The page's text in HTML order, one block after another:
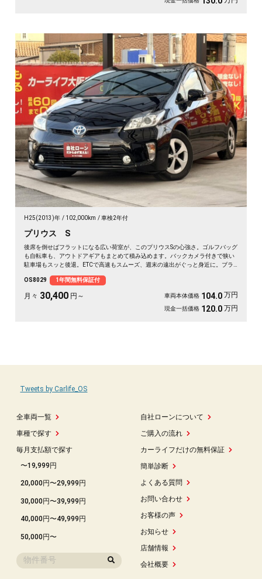
H25(2013)年 102,000km 車検2年付
プリウス S
後席を倒せばフラットになる広い荷室が、このプリウスSの心強さ。ゴルフバッグ
も自転車も、アウトドアギアもまとめて積み込めます。バックカメラ付きで狭い
駐車場もスッと後退。ETCで高速もスムーズ、週末の遠出がぐっと身近に。ブラ
しも頼れる相棒です。低燃費で気軽に走り出せます🚗✨💫👍🎵《1年保証付》
OS8029 1年間無料保証付
月々 30,400 円～ 車両本体価格 104.0 万円
現金一括価格 120.0 万円
全車両一覧
車種で探す
毎月支払額で探す
〜19,999円
20,000円〜29,999円
30,000円〜39,999円
40,000円〜49,999円
50,000円〜
自社ローンについて
ご購入の流れ
カーライフだけの無料保証
簡単診断
よくある質問
お問い合わせ
お客様の声
お知らせ
店舗情報
会社概要
Tweets by Carlife_OS